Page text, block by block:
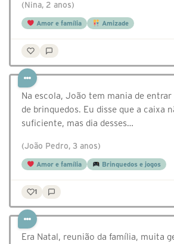
(Nina, 2 anos)
Amor e família Amizade
Na escola, João tem mania de
de brinquedos. Eu disse que a caixa
suficiente, mas dia desses…
(João Pedro, 3 anos)
Amor e família Brinquedos e jogos
1
Era Natal, reunião da família, muita